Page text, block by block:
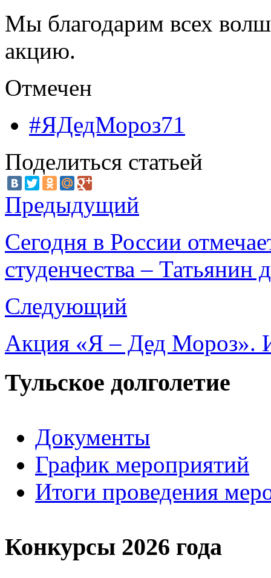
Мы благодарим всех
акцию.
Отмечен
#ЯДедМороз71
Поделиться статьей
Предыдущий
Сегодня в России
студенчества – Татьянин
Следующий
Акция «Я – Дед Мороз».
Тульское долголетие
Документы
График мероприятий
Итоги проведения
Конкурсы 2026 года